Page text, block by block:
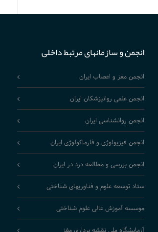
انجمن و سازمانهای مرتبط داخلی
انجمن مغز و اعصاب ایران
انجمن علمی روانپزشکان ایران
انجمن روانشناسی ایران
انجمن فیزیولوژی و فارماکولوژی ایران
انجمن بررسی و مطالعه درد در ایران
ستاد توسعه علوم و فناوریهای شناختی
موسسه آموزش عالی علوم شناختی
آزمایشگاه ملی نقشه برداری مغز